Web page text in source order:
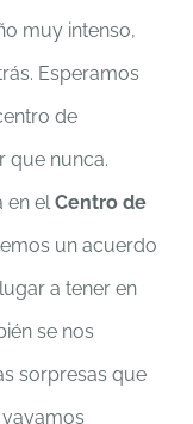
muy intenso,
Esperamos
de
que nunca.
en el Centro de
un acuerdo
a tener en
se nos
sorpresas que